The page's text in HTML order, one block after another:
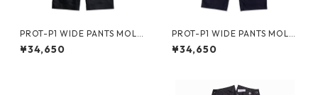
PROT-P1 WIDE PANTS MOLE
SKIN -black-
¥34,650
PROT-P1 WIDE PANTS MOLE
SKIN -navy-
¥34,650